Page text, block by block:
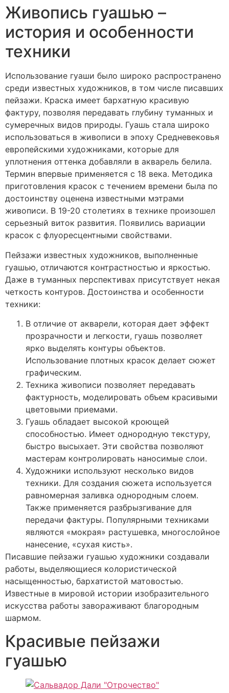
Живопись гуашью –
история и особенности
техники
Использование гуаши было широко распространено
среди известных художников, в том числе писавших
пейзажи. Краска имеет бархатную красивую
фактуру, позволяя передавать глубину туманных и
сумеречных видов природы. Гуашь стала широко
использоваться в живописи в эпоху Средневековья
европейскими художниками, которые для
уплотнения оттенка добавляли в акварель белила.
Термин впервые применяется с 18 века. Методика
приготовления красок с течением времени была по
достоинству оценена известными мэтрами
живописи. В 19-20 столетиях в технике произошел
серьезный виток развития. Появились вариации
красок с флуоресцентными свойствами.
Пейзажи известных художников, выполненные
гуашью, отличаются контрастностью и яркостью.
Даже в туманных перспективах присутствует некая
четкость контуров. Достоинства и особенности
техники:
В отличие от акварели, которая дает эффект
прозрачности и легкости, гуашь позволяет
ярко выделять контуры объектов.
Использование плотных красок делает сюжет
графическим.
Техника живописи позволяет передавать
фактурность, моделировать объем красивыми
цветовыми приемами.
Гуашь обладает высокой кроющей
способностью. Имеет однородную текстуру,
быстро высыхает. Эти свойства позволяют
мастерам контролировать наносимые слои.
Художники используют несколько видов
техники. Для создания сюжета используется
равномерная заливка однородным слоем.
Также применяется разбрызгивание для
передачи фактуры. Популярными техниками
являются «мокрая» растушевка, многослойное
нанесение, «сухая кисть».
Писавшие пейзажи гуашью художники создавали
работы, выделяющиеся колористической
насыщенностью, бархатистой матовостью.
Известные в мировой истории изобразительного
искусства работы завораживают благородным
шармом.
Красивые пейзажи
гуашью